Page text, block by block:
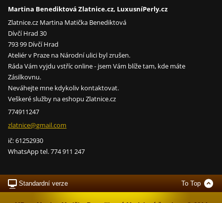
Martina Benediktová Zlatnice.cz, LuxusníPerly.cz
Zlatnice.cz Martina Matička Benediktová
Dívčí Hrad 30
793 99 Dívčí Hrad
Ateliér v Praze na Národní ulici byl zrušen.
Ráda Vám vyjdu vstříc online - jsem Vám blíže tam, kde máte
Zásilkovnu.
Neváhejte mne kdykoliv kontaktovat.
Veškeré služby na eshopu Zlatnice.cz
774911247
zlatnice@gmail.com
ič: 61252930
WhatsApp tel. 774 911 247
Standardní verze To Top